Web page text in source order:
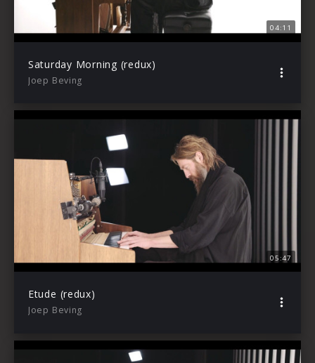
04:11
Saturday Morning (redux)
Joep Beving
05:47
Etude (redux)
Joep Beving